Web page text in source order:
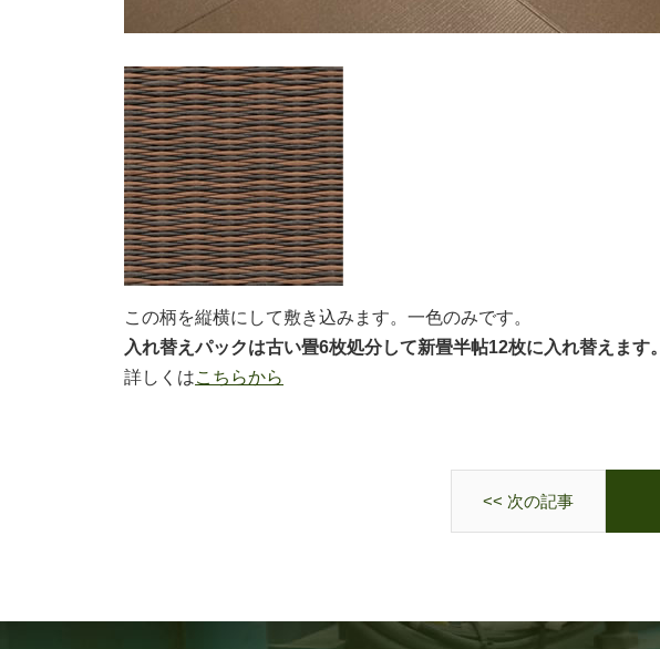
この柄を縦横にして敷き込みます。一色のみです。
入れ替えパックは古い畳6枚処分して新畳半帖12枚に入れ替えます。
詳しくはこちらから
<< 次の記事